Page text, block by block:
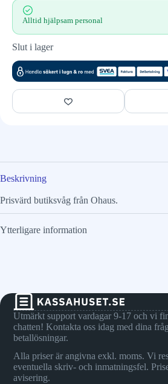
Alltid hjälpsam personal
Slut i lager
Beskrivning
Prisvärd butiksvåg från Ohaus.
Ytterligare information
Utmärkt support vardagar 9-17 och vi
chatten! Kontakta oss idag med dina
betallösningar.
Alla priser är angivna exkl. moms. Vi
eventuella skriv- och inmatningsfel.
avisering.